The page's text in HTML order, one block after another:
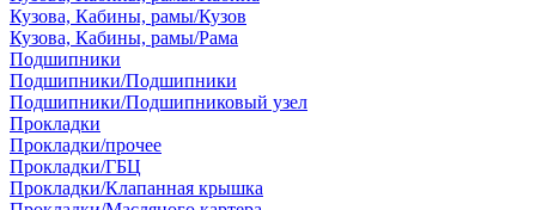
Кузова, Кабины, рамы/Кузов
Кузова, Кабины, рамы/Рама
Подшипники
Подшипники/Подшипники
Подшипники/Подшипниковый узел
Прокладки
Прокладки/прочее
Прокладки/ГБЦ
Прокладки/Клапанная крышка